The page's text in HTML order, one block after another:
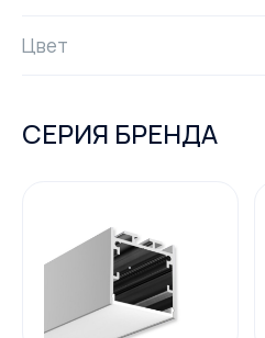
Цвет
СЕРИЯ БРЕНДА